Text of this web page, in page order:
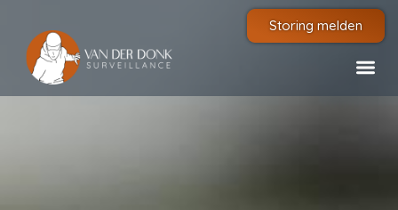
Storing melden